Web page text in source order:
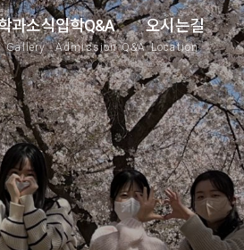
과소식
Gallery
입학Q&A
Admission Q&A
오시는길
Location